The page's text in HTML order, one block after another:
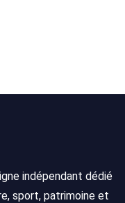
indépendant dédié
sport, patrimoine et